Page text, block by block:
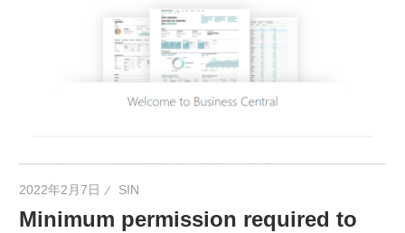
2022年2月7日 SIN
Minimum permission required to